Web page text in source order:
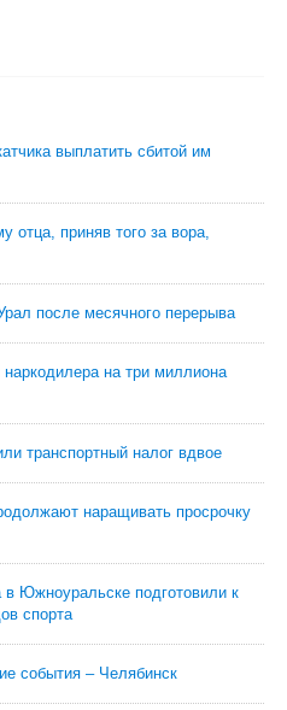
выплатить сбитой им
отца, приняв того за вора,
после месячного перерыва
на три миллиона
транспортный налог вдвое
наращивать просрочку
в Южноуральске подготовили к
спорта
события – Челябинск